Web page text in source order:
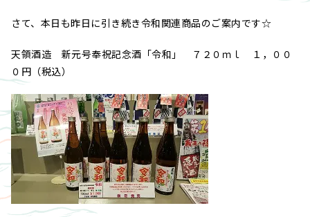
さて、本日も昨日に引き続き令和関連商品のご案内です☆
天領酒造 新元号奉祝記念酒「令和」 ７２０ｍｌ １，００
０円（税込）